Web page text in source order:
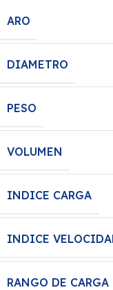
ARO
DIAMETRO
PESO
VOLUMEN
INDICE CARGA
INDICE
RANGO DE CARGA